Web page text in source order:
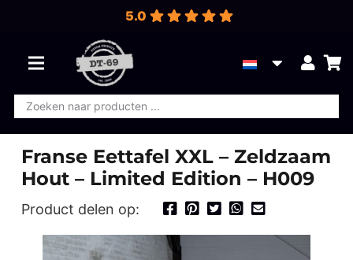
5.0
Producten
zoeken
Franse Eettafel XXL – Zeldzaam
Hout – Limited Edition – H009
Product delen op: